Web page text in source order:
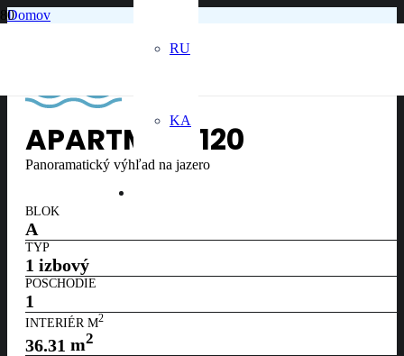
RU
KA
Domov
APARTMÁN 120
Panoramatický výhľad na jazero
BLOK
A
TYP
1 izbový
POSCHODIE
1
INTERIÉR M2
36.31 m2